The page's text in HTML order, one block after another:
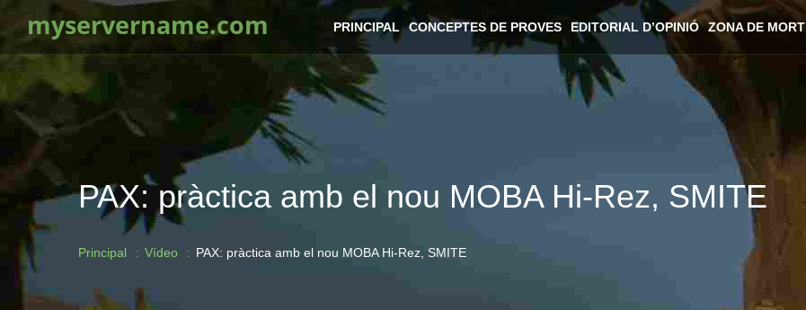
myservername.com PRINCIPAL CONCEPTES DE PROVES EDITORIAL D’OPINIÓ ZONA DE MORT
PAX: pràctica amb el nou MOBA Hi-Rez, SMITE
Principal Vídeo PAX: pràctica amb el nou MOBA Hi-Rez, SMITE